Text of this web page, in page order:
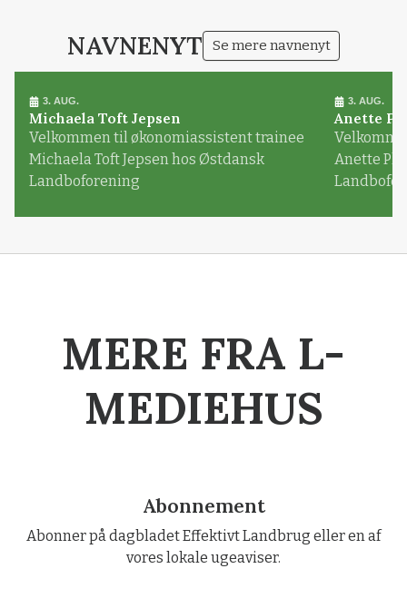
NAVNENYT Se mere navnenyt
3. AUG.
Michaela Toft Jepsen
Velkommen til økonomiassistent trainee
Michaela Toft Jepsen hos Østdansk
Landboforening
3. AUG.
Anette
Anette
MERE FRA L-
MEDIEHUS
Abonnement
Abonner på dagbladet Effektivt Landbrug eller en af
vores lokale ugeaviser.